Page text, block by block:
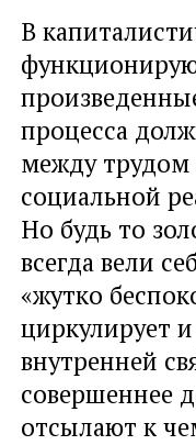
В
процесса
между трудом
социальной
Но будь то
всегда вели
«жутко
циркулирует
внутренней
совершеннее
отсылают к